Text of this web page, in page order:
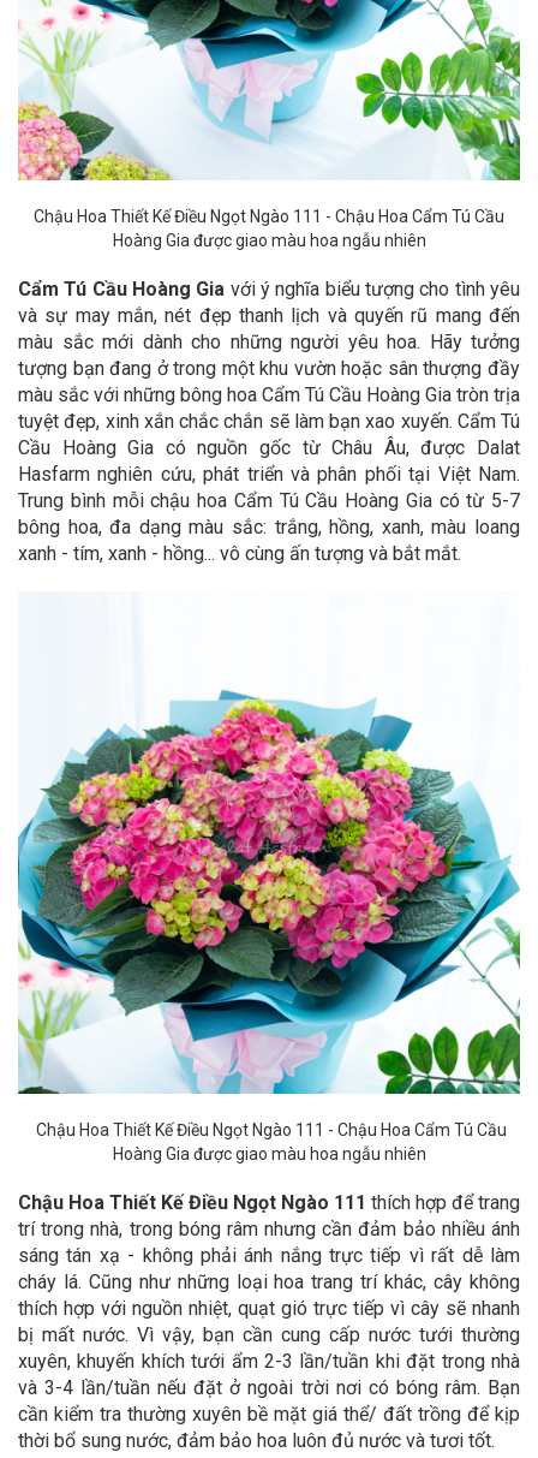
Chậu Hoa Thiết Kế Điều Ngọt Ngào 111 - Chậu Hoa Cẩm Tú Cầu
Hoàng Gia được giao màu hoa ngẫu nhiên
Cẩm Tú Cầu Hoàng Gia với ý nghĩa biểu tượng cho tình yêu
và sự may mắn, nét đẹp thanh lịch và quyến rũ mang đến
màu sắc mới dành cho những người yêu hoa. Hãy tưởng
tượng bạn đang ở trong một khu vườn hoặc sân thượng đầy
màu sắc với những bông hoa Cẩm Tú Cầu Hoàng Gia tròn trịa
tuyệt đẹp, xinh xắn chắc chắn sẽ làm bạn xao xuyến. Cẩm Tú
Cầu Hoàng Gia có nguồn gốc từ Châu Âu, được Dalat
Hasfarm nghiên cứu, phát triển và phân phối tại Việt Nam.
Trung bình mỗi chậu hoa Cẩm Tú Cầu Hoàng Gia có từ 5-7
bông hoa, đa dạng màu sắc: trắng, hồng, xanh, màu loang
xanh - tím, xanh - hồng... vô cùng ấn tượng và bắt mắt.
Chậu Hoa Thiết Kế Điều Ngọt Ngào 111 - Chậu Hoa Cẩm Tú Cầu
Hoàng Gia được giao màu hoa ngẫu nhiên
Chậu Hoa Thiết Kế Điều Ngọt Ngào 111 thích hợp để trang
trí trong nhà, trong bóng râm nhưng cần đảm bảo nhiều ánh
sáng tán xạ - không phải ánh nắng trực tiếp vì rất dễ làm
cháy lá. Cũng như những loại hoa trang trí khác, cây không
thích hợp với nguồn nhiệt, quạt gió trực tiếp vì cây sẽ nhanh
bị mất nước. Vì vậy, bạn cần cung cấp nước tưới thường
xuyên, khuyến khích tưới ẩm 2-3 lần/tuần khi đặt trong nhà
và 3-4 lần/tuần nếu đặt ở ngoài trời nơi có bóng râm. Bạn
cần kiểm tra thường xuyên bề mặt giá thể/ đất trồng để kịp
thời bổ sung nước, đảm bảo hoa luôn đủ nước và tươi tốt.